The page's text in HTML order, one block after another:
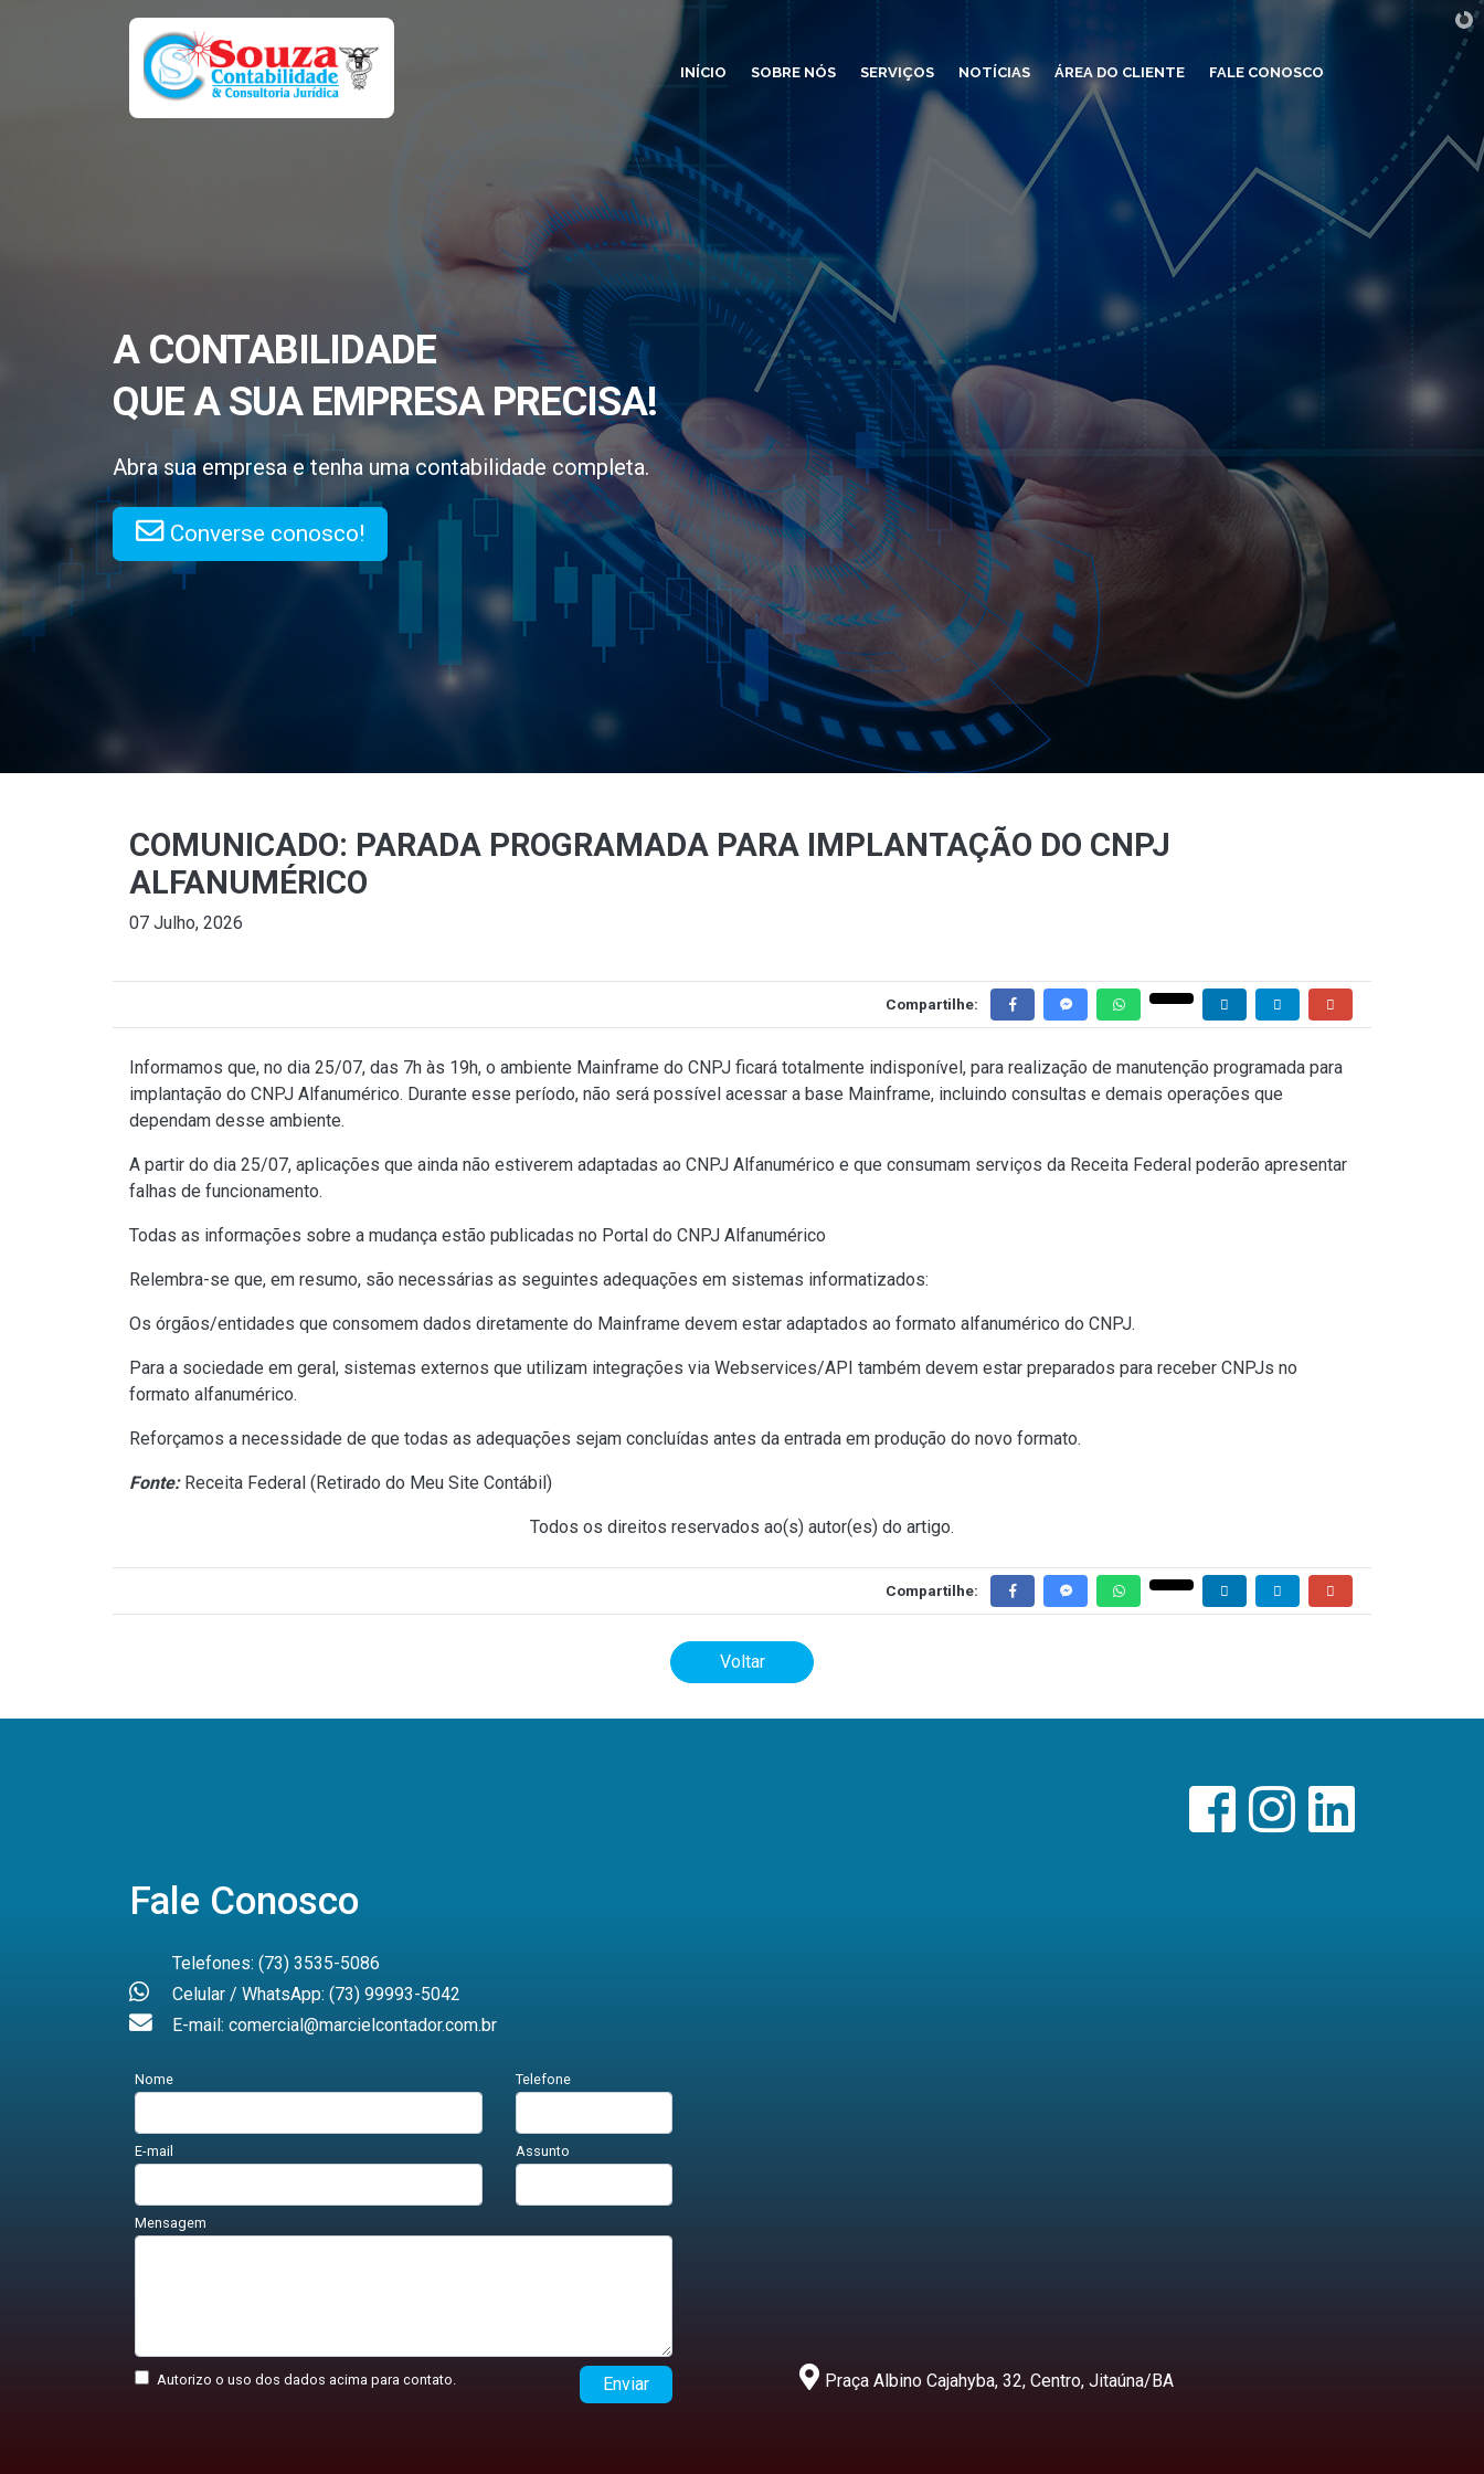
INÍCIO SOBRE NÓS SERVIÇOS NOTÍCIAS ÁREA DO CLIENTE FALE CONOSCO
A CONTABILIDADE
QUE A SUA EMPRESA PRECISA!
Abra sua empresa e tenha uma contabilidade completa.
Converse conosco!
COMUNICADO: PARADA PROGRAMADA PARA IMPLANTAÇÃO DO CNPJ
ALFANUMÉRICO
07 Julho, 2026
Compartilhe:
Informamos que, no dia 25/07, das 7h às 19h, o ambiente Mainframe do CNPJ ficará totalmente indisponível, para realização de manutenção programada para
implantação do CNPJ Alfanumérico. Durante esse período, não será possível acessar a base Mainframe, incluindo consultas e demais operações que
dependam desse ambiente.
A partir do dia 25/07, aplicações que ainda não estiverem adaptadas ao CNPJ Alfanumérico e que consumam serviços da Receita Federal poderão apresentar
falhas de funcionamento.
Todas as informações sobre a mudança estão publicadas no Portal do CNPJ Alfanumérico
Relembra-se que, em resumo, são necessárias as seguintes adequações em sistemas informatizados:
Os órgãos/entidades que consomem dados diretamente do Mainframe devem estar adaptados ao formato alfanumérico do CNPJ.
Para a sociedade em geral, sistemas externos que utilizam integrações via Webservices/API também devem estar preparados para receber CNPJs no
formato alfanumérico.
Reforçamos a necessidade de que todas as adequações sejam concluídas antes da entrada em produção do novo formato.
Fonte:Receita Federal (Retirado do Meu Site Contábil)
Todos os direitos reservados ao(s) autor(es) do artigo.
Compartilhe:
Voltar
Fale Conosco
Telefones: (73) 3535-5086
Celular / WhatsApp: (73) 99993-5042
E-mail: comercial@marcielcontador.com.br
Nome Telefone
E-mail Assunto
Mensagem
Autorizo o uso dos dados acima para contato. Enviar Praça Albino Cajahyba, 32, Centro, Jitaúna/BA